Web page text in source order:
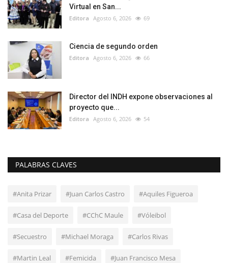
Virtual en San...
Editora Agosto 6, 2026 69
Ciencia de segundo orden
Editora Agosto 6, 2026 66
Director del INDH expone observaciones al
proyecto que...
Editora Agosto 6, 2026 54
PALABRAS CLAVES
#Anita Prizar #Juan Carlos Castro #Aquiles Figueroa
#Casa del Deporte #CChC Maule #Vóleibol
#Secuestro #Michael Moraga #Carlos Rivas
#Martin Leal #Femicida #Juan Francisco Mesa